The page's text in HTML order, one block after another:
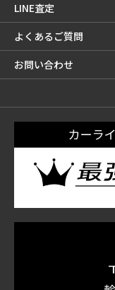
LINE査定
よくあるご質問
お問い合わせ